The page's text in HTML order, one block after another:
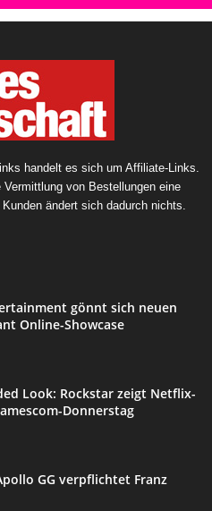
handelt es sich um Affiliate-Links.
von Bestellungen eine
ändert sich dadurch nichts.
gönnt sich neuen
Online-Showcase
Look: Rockstar zeigt Netflix-
Donnerstag
GG verpflichtet Franz